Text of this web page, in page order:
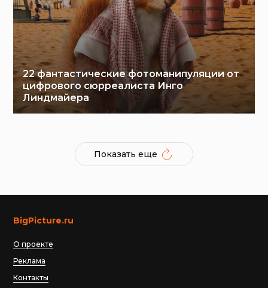
22 фантастические фотоманипуляции от
цифрового сюрреалиста Инго
Линдмайера
Показать еще
BigPicture.ru
О проекте
Реклама
Контакты